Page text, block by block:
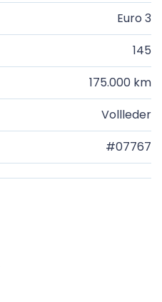
Euro 3
145
175.000 km
Vollleder
#07767